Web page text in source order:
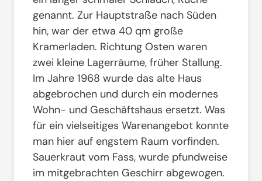
genannt. Zur Hauptstraße nach Süden
hin, war der etwa 40 qm große
Kramerladen. Richtung Osten waren
zwei kleine Lagerräume, früher Stallung.
Im Jahre 1968 wurde das alte Haus
abgebrochen und durch ein modernes
Wohn- und Geschäftshaus ersetzt. Was
für ein vielseitiges Warenangebot konnte
man hier auf engstem Raum vorfinden.
Sauerkraut vom Fass, wurde pfundweise
im mitgebrachten Geschirr abgewogen.